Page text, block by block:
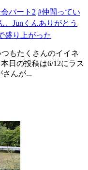
パート2 #仲間ってい
、Junくんありがとう
盛り上がった
もたくさんのイイネ
日の投稿は6/12にラス
さんが...